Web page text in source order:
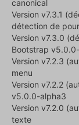
canonical
Version v7.3.1
détection de
Version v7.3.0
Bootstrap
Version v7.2.3
menu
Version v7.2.2
v5.0.0-alpha3
Version v7.2.0
texte